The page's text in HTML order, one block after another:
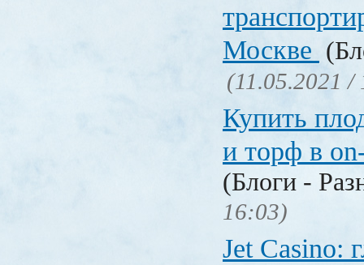
Москве
(11.05.2021 /
Купить
и торф в
(Блоги -
16:03)
Jet Сasino: